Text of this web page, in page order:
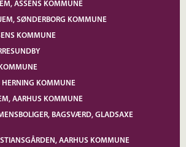
ASSENS KOMMUNE
SØNDERBORG KOMMUNE
KOMMUNE
HERNING KOMMUNE
AARHUS KOMMUNE
BAGSVÆRD, GLADSAXE
AARHUS KOMMUNE